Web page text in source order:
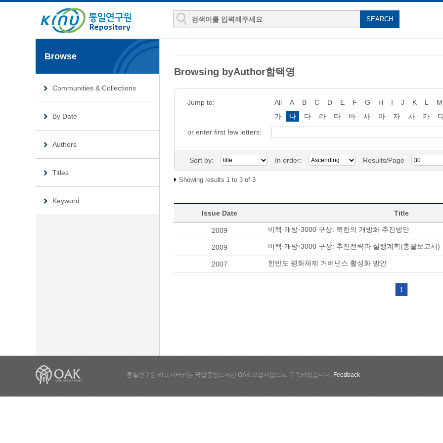
Browse
Communities & Collections
By Date
Authors
Titles
Keyword
Browsing byAuthor함택영
Jump to: All A B C D E F G H I J K L M
가
나 다 라 마 바 사 아 자 차 카
or enter first few letters:
Sort by: In order: Results/Page
Showing results 1 to 3 of 3
Issue Date Title
2009 비핵·개방·3000 구상: 북한의 개방화 추진방안
2009 비핵·개방·3000 구상: 추진전략과 실행계획(총괄보고서)
2007 한반도 평화체제 거버넌스 활성화 방안
1
통일연구원 리포지터리는 국립중앙도서관 OAK 보급사업으로 구축되었습니다. Feedback